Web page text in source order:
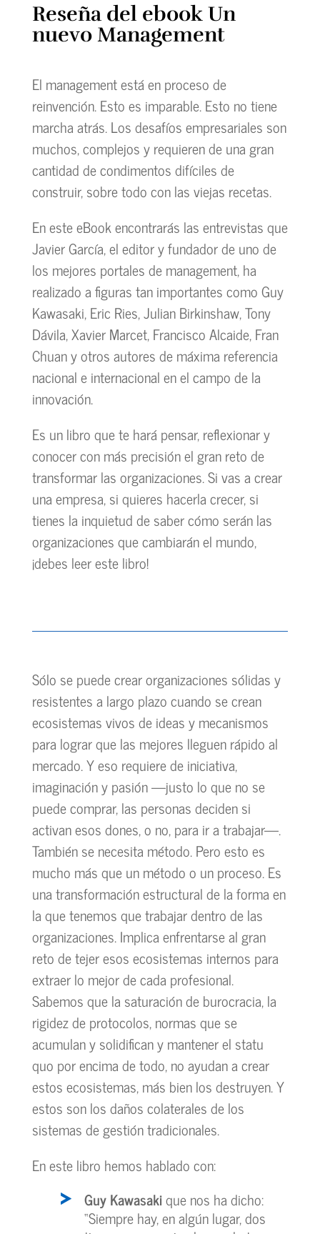
Reseña del ebook Un
nuevo Management
El management está en proceso de
reinvención. Esto es imparable. Esto no tiene
marcha atrás. Los desafíos empresariales son
muchos, complejos y requieren de una gran
cantidad de condimentos difíciles de
construir, sobre todo con las viejas recetas.
En este eBook encontrarás las entrevistas que
Javier García, el editor y fundador de uno de
los mejores portales de management, ha
realizado a figuras tan importantes como Guy
Kawasaki, Eric Ries, Julian Birkinshaw, Tony
Dávila, Xavier Marcet, Francisco Alcaide, Fran
Chuan y otros autores de máxima referencia
nacional e internacional en el campo de la
innovación.
Es un libro que te hará pensar, reflexionar y
conocer con más precisión el gran reto de
transformar las organizaciones. Si vas a crear
una empresa, si quieres hacerla crecer, si
tienes la inquietud de saber cómo serán las
organizaciones que cambiarán el mundo,
¡debes leer este libro!
Sólo se puede crear organizaciones sólidas y
resistentes a largo plazo cuando se crean
ecosistemas vivos de ideas y mecanismos
para lograr que las mejores lleguen rápido al
mercado. Y eso requiere de iniciativa,
imaginación y pasión —justo lo que no se
puede comprar, las personas deciden si
activan esos dones, o no, para ir a trabajar—.
También se necesita método. Pero esto es
mucho más que un método o un proceso. Es
una transformación estructural de la forma en
la que tenemos que trabajar dentro de las
organizaciones. Implica enfrentarse al gran
reto de tejer esos ecosistemas internos para
extraer lo mejor de cada profesional.
Sabemos que la saturación de burocracia, la
rigidez de protocolos, normas que se
acumulan y solidifican y mantener el statu
quo por encima de todo, no ayudan a crear
estos ecosistemas, más bien los destruyen. Y
estos son los daños colaterales de los
sistemas de gestión tradicionales.
En este libro hemos hablado con:
Guy Kawasakique nos ha dicho:
“Siempre hay, en algún lugar, dos